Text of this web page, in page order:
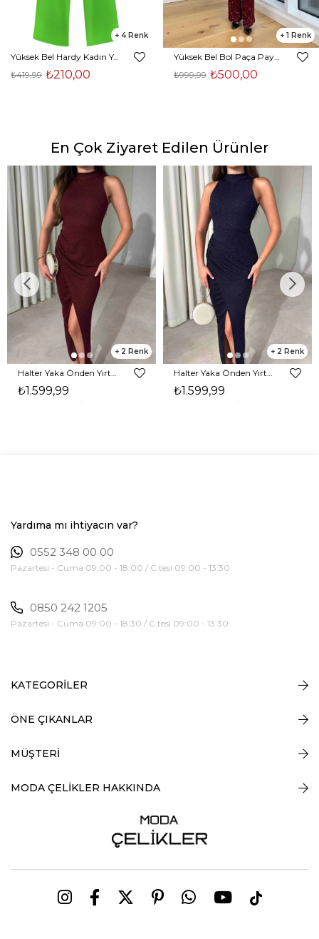
4
Yüksek Bel Hardy Kadın Yeşil Palazzo Pantolon 23K000407
₺210,00
₺419,99
1
Yüksek Bel Bol Paça Payetli Kenlar Bordo Kadın Pantolon 25K348
₺500,00
₺999,99
En Çok Ziyaret Edilen Ürünler
2
Halter Yaka Önden Yırtmaçlı Midi Boy Bordo Hasre Kadın Elbise 26Y502
₺1.599,99
2
Halter Yaka Önden Yırtmaçlı Midi Boy Lacivert Hasre Kadın Elbise 26Y502
₺1.599,99
Yardıma mı ihtiyacın var?
0552 348 00 00
Pazartesi - Cuma 09:00 - 18:00 / C.tesi 09:00 - 13:30
0850 242 1205
Pazartesi - Cuma 09:00 - 18:30 / C.tesi 09:00 - 13:30
KATEGORİLER
ÖNE ÇIKANLAR
MÜŞTERİ
MODA ÇELİKLER HAKKINDA